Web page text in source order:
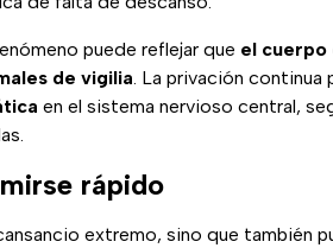
puede reflejar que el cuerpo
de vigilia. La privación continua
en el sistema nervioso central,
rápido
extremo, sino que también